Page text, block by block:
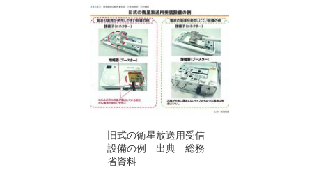
旧式の衛星放送用受信
設備の例 出典 総務
省資料